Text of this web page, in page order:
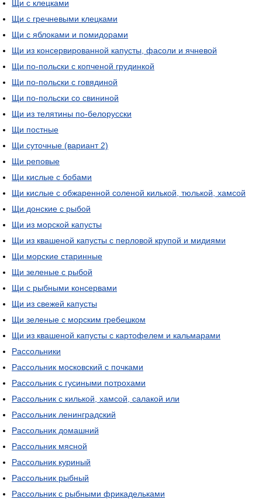
Щи с клецками
Щи с гречневыми клецками
Щи с яблоками и помидорами
Щи из консервированной капусты, фасоли и ячневой
Щи по-польски с копченой грудинкой
Щи по-польски с говядиной
Щи по-польски со свининой
Щи из телятины по-белорусски
Щи постные
Щи суточные (вариант 2)
Щи реповые
Щи кислые с бобами
Щи кислые с обжаренной соленой килькой, тюлькой, хамсой
Щи донские с рыбой
Щи из морской капусты
Щи из квашеной капусты с перловой крупой и мидиями
Щи морские старинные
Щи зеленые с рыбой
Щи с рыбными консервами
Щи из свежей капусты
Щи зеленые с морским гребешком
Щи из квашеной капусты с картофелем и кальмарами
Рассольники
Рассольник московский с почками
Рассольник с гусиными потрохами
Рассольник с килькой, хамсой, салакой или
Рассольник ленинградский
Рассольник домашний
Рассольник мясной
Рассольник куриный
Рассольник рыбный
Рассольник с рыбными фрикадельками